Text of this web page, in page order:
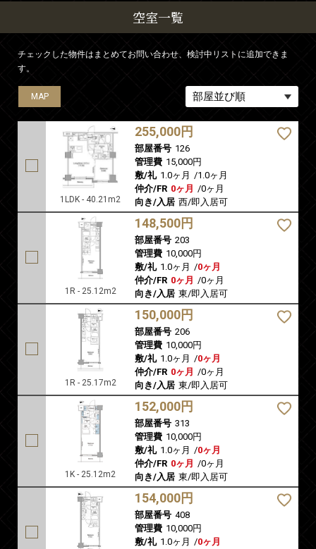
空室一覧
チェックした物件はまとめてお問い合わせ、検討中リストに追加できま
す。
MAP
1LDK - 40.21m2
255,000円
部屋番号 126
管理費 15,000円
敷/礼 1.0ヶ月 /1.0ヶ月
仲介/FR 0ヶ月 /0ヶ月
向き/入居 西/即入居可
MAP
1R - 25.12m2
148,500円
部屋番号 203
管理費 10,000円
敷/礼 1.0ヶ月 /0ヶ月
仲介/FR 0ヶ月 /0ヶ月
向き/入居 東/即入居可
MAP
1R - 25.17m2
150,000円
部屋番号 206
管理費 10,000円
敷/礼 1.0ヶ月 /0ヶ月
仲介/FR 0ヶ月 /0ヶ月
向き/入居 東/即入居可
MAP
1K - 25.12m2
152,000円
部屋番号 313
管理費 10,000円
敷/礼 1.0ヶ月 /0ヶ月
仲介/FR 0ヶ月 /0ヶ月
向き/入居 東/即入居可
MAP
154,000円
部屋番号 408
管理費 10,000円
敷/礼 1.0ヶ月 /0ヶ月